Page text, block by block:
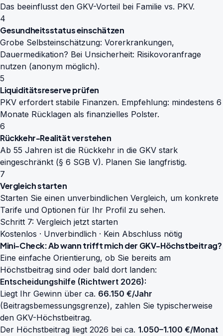
Das beeinflusst den GKV-Vorteil bei Familie vs. PKV.
4
Gesundheitsstatus einschätzen
Grobe Selbsteinschätzung: Vorerkrankungen,
Dauermedikation? Bei Unsicherheit: Risikovoranfrage
nutzen (anonym möglich).
5
Liquiditätsreserve prüfen
PKV erfordert stabile Finanzen. Empfehlung: mindestens 6
Monate Rücklagen als finanzielles Polster.
6
Rückkehr-Realität verstehen
Ab 55 Jahren ist die Rückkehr in die GKV stark
eingeschränkt (§ 6 SGB V). Planen Sie langfristig.
7
Vergleich starten
Starten Sie einen unverbindlichen Vergleich, um konkrete
Tarife und Optionen für Ihr Profil zu sehen.
Schritt 7: Vergleich jetzt starten
Kostenlos · Unverbindlich · Kein Abschluss nötig
Mini-Check: Ab wann trifft mich der GKV-Höchstbeitrag?
Eine einfache Orientierung, ob Sie bereits am
Höchstbeitrag sind oder bald dort landen:
Entscheidungshilfe (Richtwert 2026):
Liegt Ihr Gewinn über ca. 66.150 €/Jahr
(Beitragsbemessungsgrenze), zahlen Sie typischerweise
den GKV-Höchstbeitrag.
Der Höchstbeitrag liegt 2026 bei ca. 1.050–1.100 €/Monat